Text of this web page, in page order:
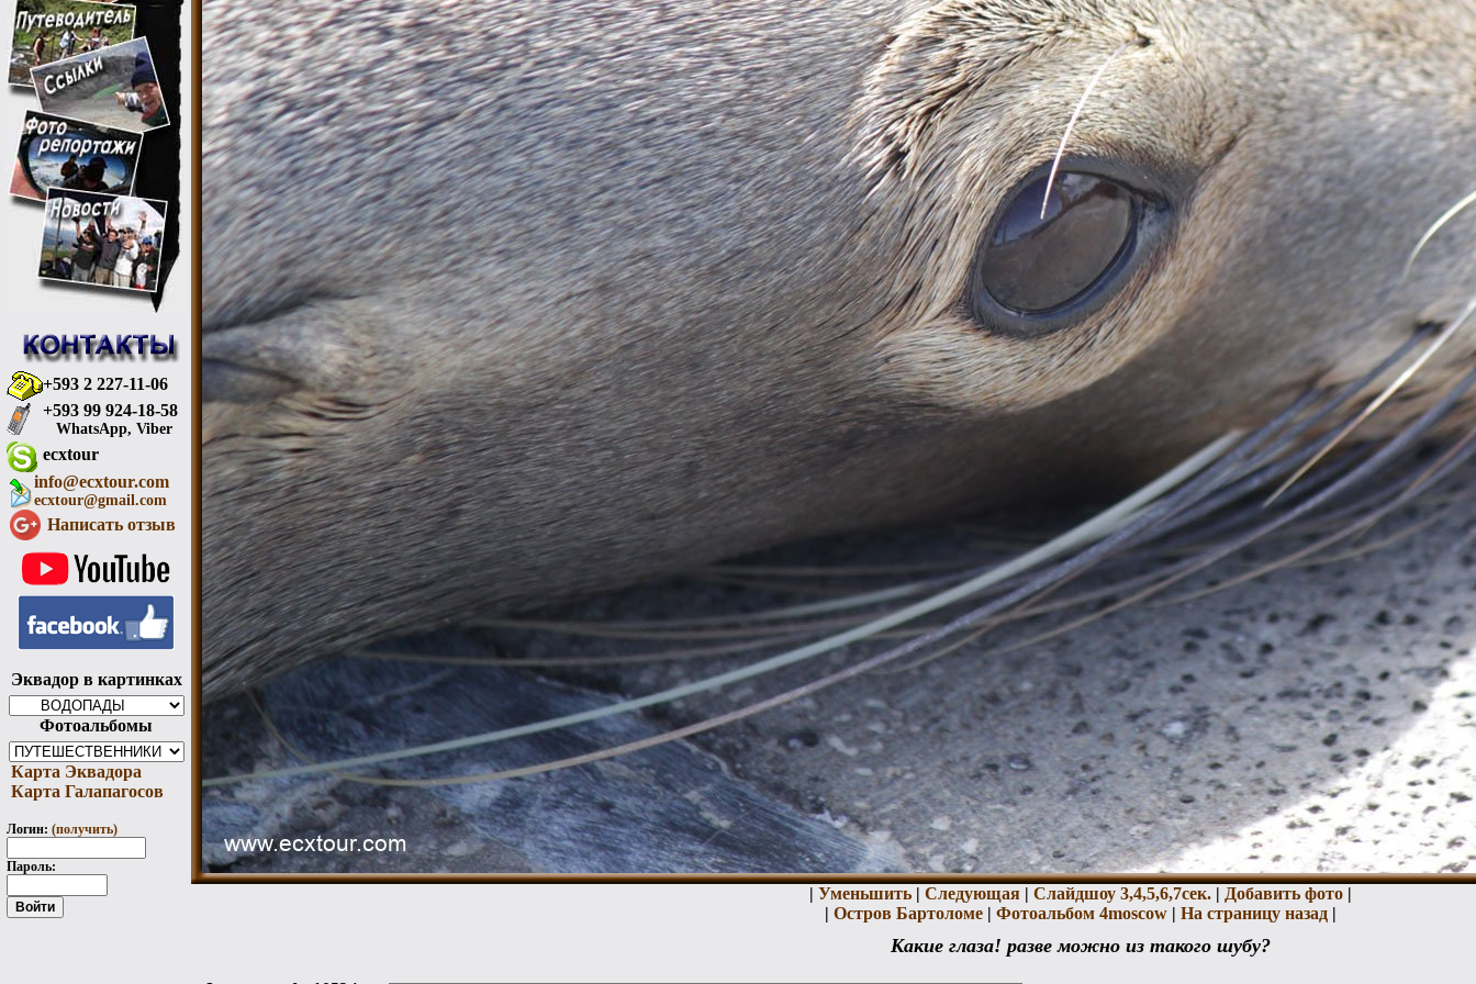
+593 2 227-11-06
+593 99 924-18-58
WhatsApp, Viber
ecxtour
info@ecxtour.com
ecxtour@gmail.com
Написать отзыв
Эквадор в картинках
Фотоальбомы
Карта Эквадора
Карта Галапагосов
Логин: (получить)
Пароль:
| Уменьшить | Следующая | Слайдшоу 3,4,5,6,7сек. | Добавить фото |
| Остров Бартоломе | Фотоальбом 4moscow | На страницу назад |
Какие глаза! разве можно из такого шубу?